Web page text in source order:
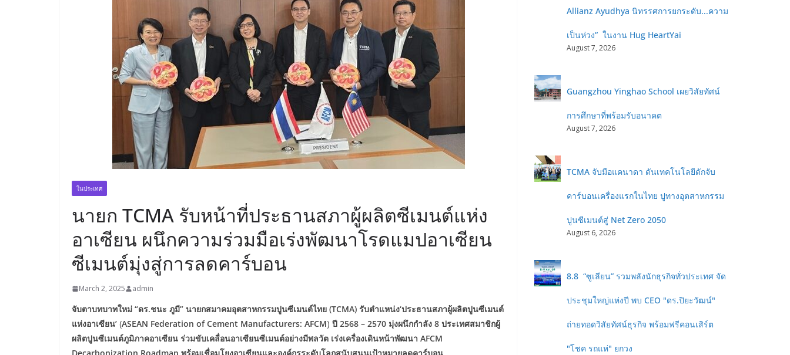
ในประเทศ
นายก TCMA รับหน้าที่ประธานสภาผู้ผลิตซีเมนต์แห่ง
อาเซียน ผนึกความร่วมมือเร่งพัฒนาโรดแมปอาเซียน
ซีเมนต์มุ่งสู่การลดคาร์บอน
March 2, 2025 admin
จับตาบทบาทใหม่ “ดร.ชนะ ภูมี” นายกสมาคมอุตสาหกรรมปูนซีเมนต์ไทย (TCMA) รับตำแหน่ง‘ประธานสภาผู้ผลิตปูนซีเมนต์
แห่งอาเซียน’ (ASEAN Federation of Cement Manufacturers: AFCM) ปี 2568 – 2570 มุ่งผนึกกำลัง 8 ประเทศสมาชิกผู้
ผลิตปูนซีเมนต์ภูมิภาคอาเซียน ร่วมขับเคลื่อนอาเซียนซีเมนต์อย่างมีพลวัต เร่งเครื่องเดินหน้าพัฒนา AFCM
Allianz Ayudhya นิทรรศการยกระดับ...ความ
เป็นห่วง” ในงาน Hug HeartYai
August 7, 2026
Guangzhou Yinghao School เผยวิสัยทัศน์
การศึกษาที่พร้อมรับอนาคต
August 7, 2026
TCMA จับมือแคนาดา ดันเทคโนโลยีดักจับ
คาร์บอนเครื่องแรกในไทย ปูทางอุตสาหกรรม
ปูนซีเมนต์สู่ Net Zero 2050
August 6, 2026
8.8 “ซูเลียน” รวมพลังนักธุรกิจทั่วประเทศ จัด
ประชุมใหญ่แห่งปี พบ CEO "ดร.ปิยะวัฒน์"
ถ่ายทอดวิสัยทัศน์ธุรกิจ พร้อมฟรีคอนเสิร์ต
"โชค รถแห่" ยกวง